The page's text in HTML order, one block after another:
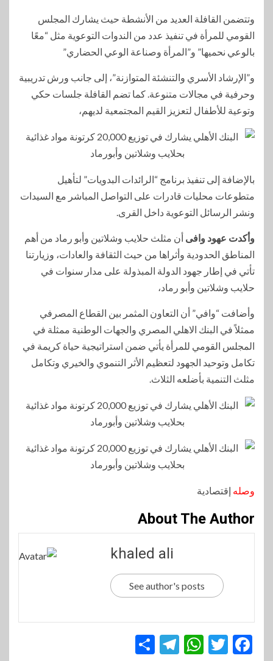
وتتضمن القافلة العديد من الأنشطة حيث يشارك المجلس
القومي للمرأة في تنفيذ عدد من الندوات التوعوية مثل “معًا
بالوعي نحميها” و”المرأة وصناعة الوعي الحضاري”
و”الإرشاد الأسري والتنشئة المتوازنة”، إلى جانب ورش تدريبية
وحرفية في مجالات متنوعة. كما تضم القافلة جلسات حكي
وتوعية للأطفال لتعزيز القيم المجتمعية لديهم،
بالإضافة إلى تنفيذ برنامج “الرائدات البدويات” لتأهيل
متطوعات محليات قادرات على التواصل المباشر مع السيدات
ونشر الرسائل التوعوية داخل القرى.
وأكدت عهود وافى أن مثلث حلايب وشلاتين وأبو رماد من أهم
المناطق الحدودية وأثراها من حيث الثقافة والعادات، وزيارتنا
تأتي في إطار جهود الدولة المبذولة على مدار سنوات في
حلايب وشلاتين وأبو رماد،
وأضافت “وافي” أن التعاون المثمر بين القطاع المصرفي
ممثلاً في البنك الاهلي المصري والجهات الوطنية ممثلة في
المجلس القومي للمرأة يأتي ضمن استراتيجية حياة كريمة في
تكامل وتوحيد الجهود لتعظيم الأثر التنموي والخيري وتكامل
مثلث التنمية بأضلعه الثلاث.
وصله إقتصادية
About The Author
khaled ali
See author's posts
Facebook
Twitter
WhatsApp
Telegram